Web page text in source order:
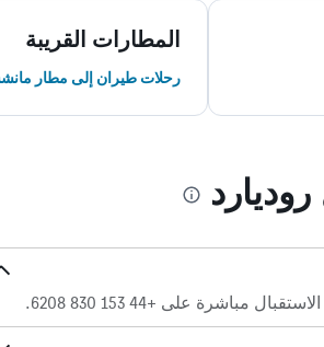
المطارات القريبة
رحلات طيران إلى مطار
على +44 153 830 6208.